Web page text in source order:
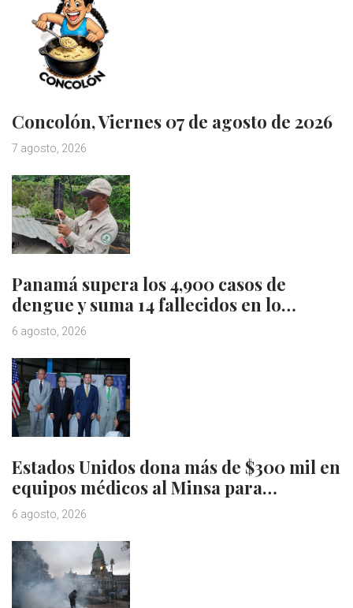
Concolón, Viernes 07 de agosto de 2026
7 agosto, 2026
Panamá supera los 4,900 casos de
dengue y suma 14 fallecidos en lo…
6 agosto, 2026
Estados Unidos dona más de $300 mil en
equipos médicos al Minsa para…
6 agosto, 2026